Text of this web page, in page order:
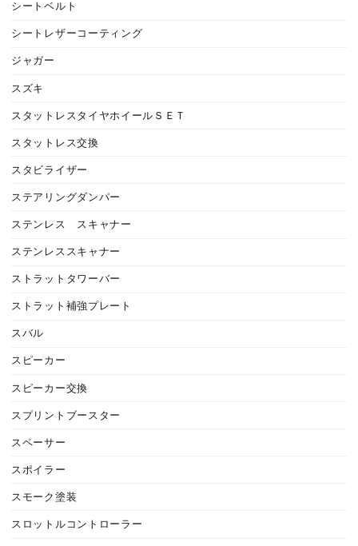
シートベルト
シートレザーコーティング
ジャガー
スズキ
スタットレスタイヤホイールＳＥＴ
スタットレス交換
スタビライザー
ステアリングダンパー
ステンレス スキャナー
ステンレススキャナー
ストラットタワーバー
ストラット補強プレート
スバル
スピーカー
スピーカー交換
スプリントブースター
スペーサー
スポイラー
スモーク塗装
スロットルコントローラー